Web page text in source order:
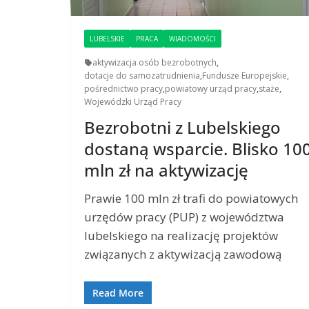
LUBELSKIE PRACA WIADOMOŚCI
aktywizacja osób bezrobotnych,
dotacje do samozatrudnienia,Fundusze Europejskie,
pośrednictwo pracy,powiatowy urząd pracy,staże,
Wojewódzki Urząd Pracy
Bezrobotni z Lubelskiego
dostaną wsparcie. Blisko
mln zł na aktywizację
Prawie 100 mln zł trafi do powiatowych
urzędów pracy (PUP) z województwa
lubelskiego na realizację projektów
związanych z aktywizacją zawodową
Read More